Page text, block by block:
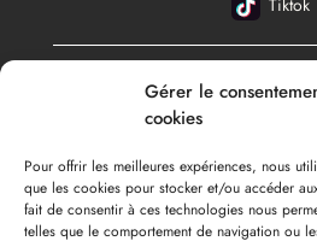
Gérer le
cookies
Pour offrir les meilleures expériences, nous
que les cookies pour stocker et/ou accéder
fait de consentir à ces technologies nous
telles que le comportement de navigation ou
Tiktok